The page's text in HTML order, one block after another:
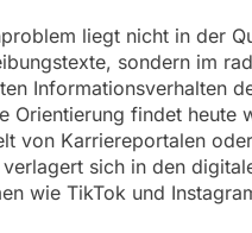
liegt nicht in der
sondern im
Informationsverhalten
Orientierung findet heute
von Karriereportalen
verlagert sich in den
wie TikTok und